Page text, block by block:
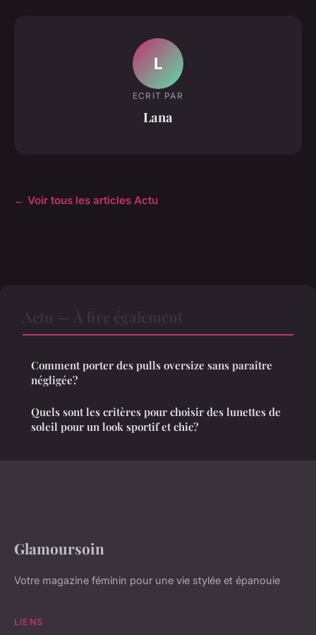
L
ECRIT PAR
Lana
← Voir tous les articles Actu
Comment porter des pulls oversize sans paraître
négligée?
Quels sont les critères pour choisir des lunettes de
soleil pour un look sportif et chic?
Glamoursoin
Votre magazine féminin pour une vie stylée et épanouie
LIENS